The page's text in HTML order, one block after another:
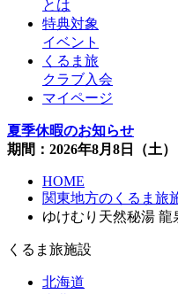
とは
特典対象
イベント
くるま旅
クラブ入会
マイページ
夏季休暇のお知らせ
期間：2026年8月8日（土
HOME
関東地方のくるま旅
ゆけむり天然秘湯
くるま旅施設
北海道